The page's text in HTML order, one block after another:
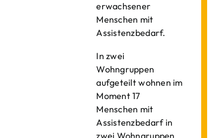
erwachsener
Menschen mit
Assistenzbedarf.
In zwei
Wohngruppen
aufgeteilt wohnen im
Moment 17
Menschen mit
Assistenzbedarf in